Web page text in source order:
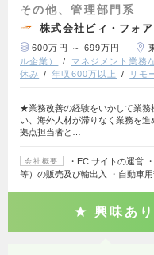
その他、管理部門系
株式会社ビィ・フォア
600万円 ～ 699万円
ル企業）
マネジメント業務
休み
年収600万以上 リモ
★業務改善の経験をいかして業務
い、海外人材が滞りなく業務を
拠点担当者と…
会社概要
・EC サイトの運営
等）の販売及び輸出入 ・自動車
興味あり